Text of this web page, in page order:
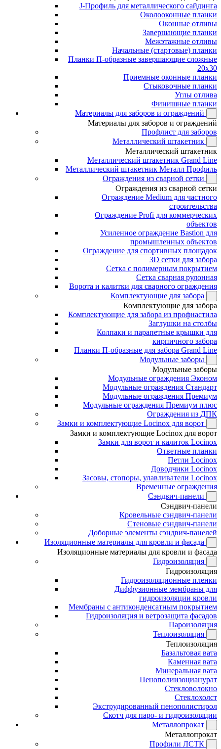
J-Профиль для металлического сайдинга
Околооконные планки
Оконные отливы
Завершающие планки
Межэтажные отливы
Начальные (стартовые) планки
Планки П-образные завершающие сложные
20x30
Приемные оконные планки
Стыковочные планки
Углы отлива
Финишные планки
Материалы для заборов и ограждений
Материалы для заборов и ограждений
Профлист для заборов
Металлический штакетник
Металлический штакетник
Металлический штакетник Grand Line
Металлический штакетник Металл Профиль
Ограждения из сварной сетки
Ограждения из сварной сетки
Ограждение Medium для частного
строительства
Ограждение Profi для коммерческих
объектов
Усиленное ограждение Bastion для
промышленных объектов
Ограждение для спортивных площадок
3D сетки для забора
Сетка с полимерным покрытием
Сетка сварная рулонная
Ворота и калитки для сварного ограждения
Комплектующие для забора
Комплектующие для забора
Комплектующие для забора из профнастила
Заглушки на столбы
Колпаки и парапетные крышки для
кирпичного забора
Планки П-образные для забора Grand Line
Модульные заборы
Модульные заборы
Модульные ограждения Эконом
Модульные ограждения Стандарт
Модульные ограждения Премиум
Модульные ограждения Премиум плюс
Ограждения из ДПК
Замки и комплектующие Locinox для ворот
Замки и комплектующие Locinox для ворот
Замки для ворот и калиток Locinox
Ответные планки
Петли Locinox
Доводчики Locinox
Засовы, стопоры, улавливатели Locinox
Временные ограждения
Сэндвич-панели
Сэндвич-панели
Кровельные сэндвич-панели
Стеновые сэндвич-панели
Доборные элементы сэндвич-панелей
Изоляционные материалы для кровли и фасада
Изоляционные материалы для кровли и фасада
Гидроизоляция
Гидроизоляция
Гидроизоляционные пленки
Диффузионные мембраны для
гидроизоляции кровли
Мембраны с антиконденсатным покрытием
Гидроизоляция и ветрозащита фасадов
Пароизоляция
Теплоизоляция
Теплоизоляция
Базальтовая вата
Каменная вата
Минеральная вата
Пенополиизоцианурат
Стекловолокно
Стеклохолст
Экструдированный пенополистирол
Скотч для паро- и гидроизоляции
Металлопрокат
Металлопрокат
Профили ЛСТК